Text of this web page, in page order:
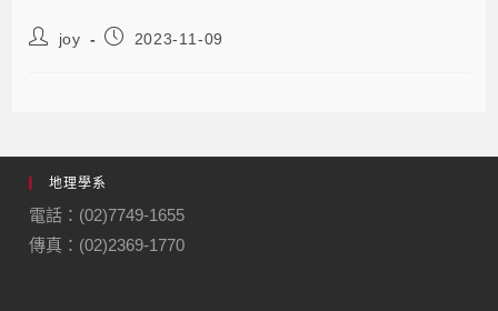
joy 2023-11-09
地理學系
電話：(02)7749-1655
傳真：(02)2369-1770